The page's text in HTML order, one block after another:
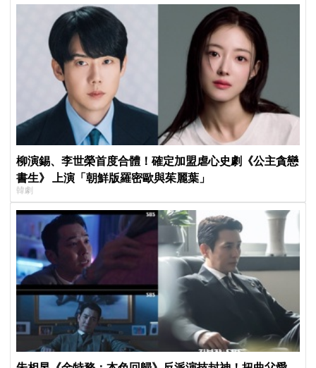
柳演錫、李世榮首度合體！確定加盟虐心史劇《公主貪戀
書生》 上演「朝鮮版羅密歐與茱麗葉」
韓劇